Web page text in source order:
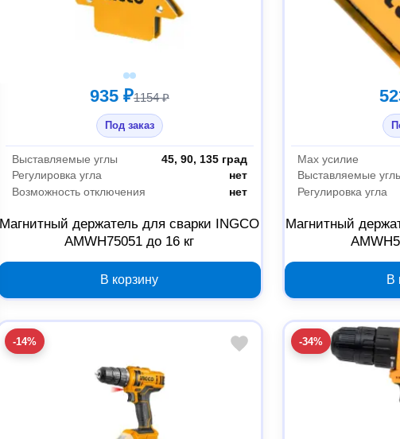
935 ₽1154 ₽
Под заказ
Выставляемые углы
45, 90, 135 град
Регулировка угла
нет
Возможность отключения
нет
Магнитный держатель для сварки INGCO
AMWH75051 до 16 кг
В корзину
Max усилие
Выставляемые
Регулировка угла
Магнитный
В
-14% -34%